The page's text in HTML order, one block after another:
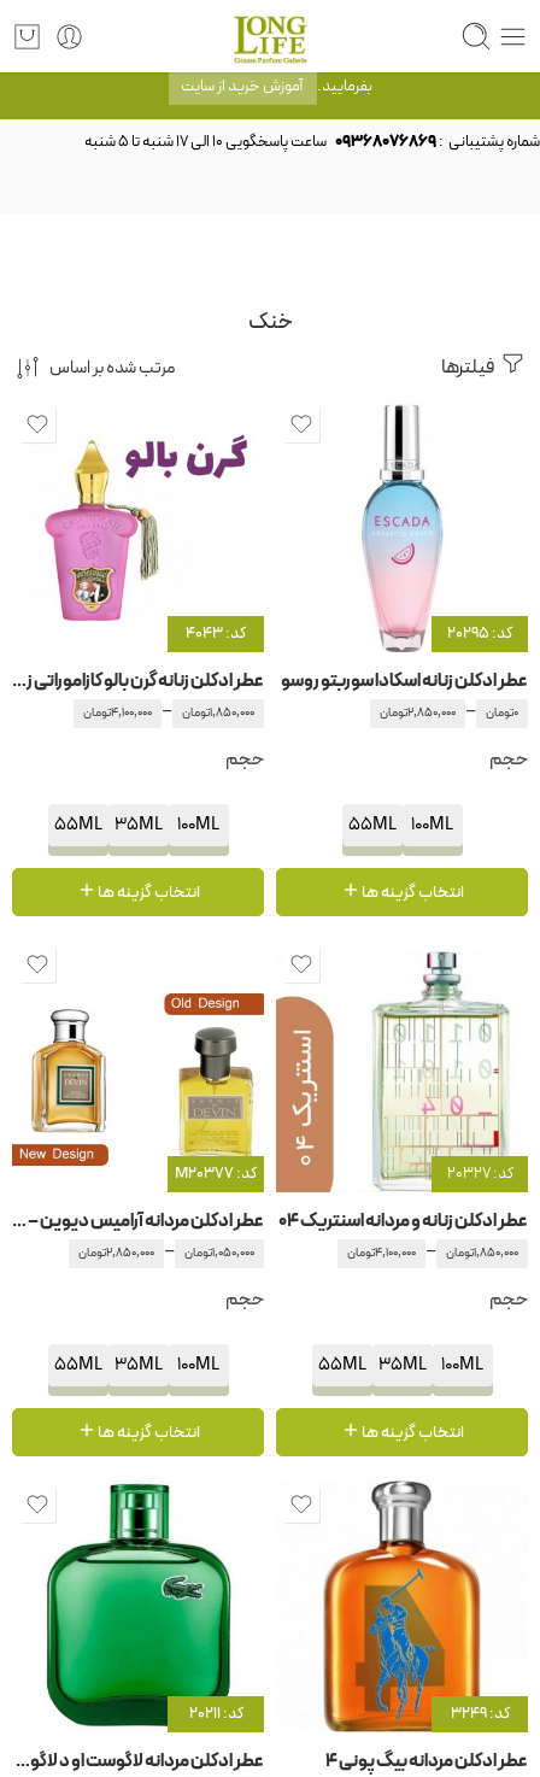
توجه! برند لانگ لایف رایحه های معروف را با شیشه و بسته بندی خود شرکت لانگ لایف
عرضه می کند.که با انتخاب حجم هر ادکلنی می توانید شیشه و بسته بندی را ملاحظه
بفرمایید. آموزش خرید از سایت
شماره پشتیبانی :09368076869
خنک
فیلترها مرتب شده بر اساس
کد: 20295
عطر ادکلن زنانه اسکادا سوربتو روسو
0تومان –
2,850,000تومان
حجم
100ML
55ML
انتخاب گزینه ها
کد: 4043
عطر ادکلن زنانه گرن بالو کازاموراتی زرجوف-زرژف
1,850,000تومان –
4,100,000تومان
حجم
100ML
35ML
55ML
انتخاب گزینه ها
کد: 20327
عطر ادکلن زنانه و مردانه اسنتریک 04
1,850,000تومان –
4,100,000تومان
حجم
100ML
35ML
55ML
انتخاب گزینه ها
کد: M20377
عطر ادکلن مردانه آرامیس دیوین – دوین
1,050,000تومان –
2,850,000تومان
حجم
100ML
35ML
55ML
انتخاب گزینه ها
کد: 3249
عطر ادکلن مردانه بیگ پونی 4
کد: 20211
عطر ادکلن مردانه لاگوست او د لاگوست ال .12.12 گرین